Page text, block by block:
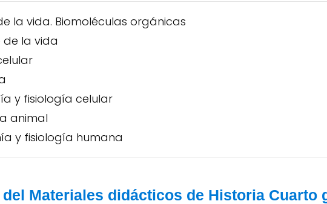
la vida. Biomoléculas orgánicas
de la vida
y fisiología celular
animal
y fisiología humana
del Materiales didácticos de Historia Cuarto